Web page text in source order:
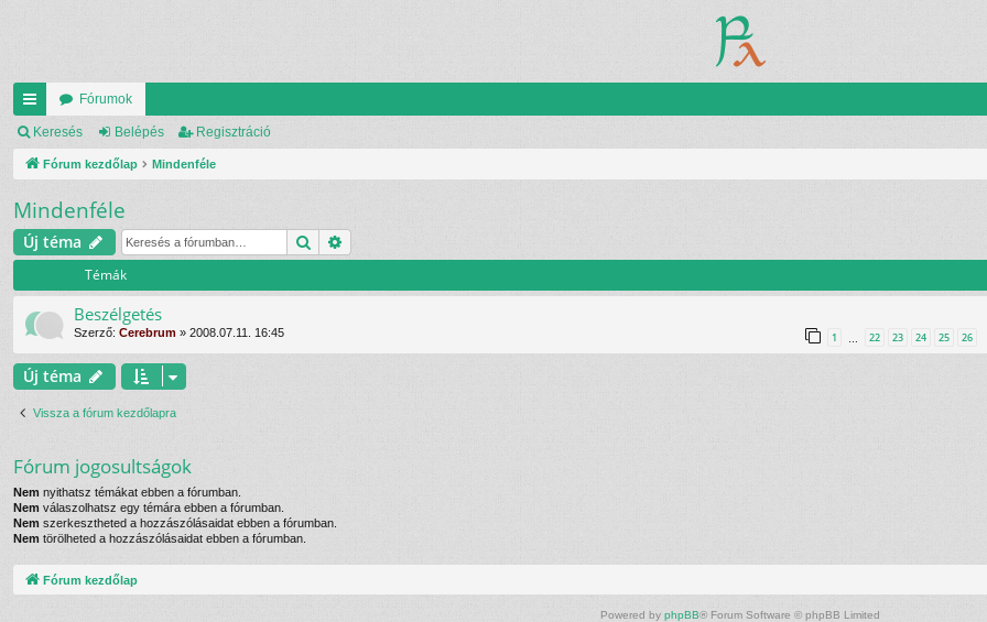
yo
rs
ke
k
Fórumok
Keresés Belépés Regisztráció
Fórum kezdőlap Mindenféle
Mindenféle
Új téma Keresés
Témák
Beszélgetés
Szerző: Cerebrum » 2008.07.11. 16:45 1 … 22 23 24 25 26
Új téma
Vissza a fórum kezdőlapra
Fórum jogosultságok
Nem nyithatsz témákat ebben a fórumban.
Nem válaszolhatsz egy témára ebben a fórumban.
Nem szerkesztheted a hozzászólásaidat ebben a fórumban.
Nem törölheted a hozzászólásaidat ebben a fórumban.
Fórum kezdőlap
Powered by phpBB® Forum Software © phpBB Limited